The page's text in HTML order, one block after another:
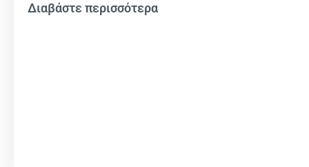
Διαβάστε περισσότερα